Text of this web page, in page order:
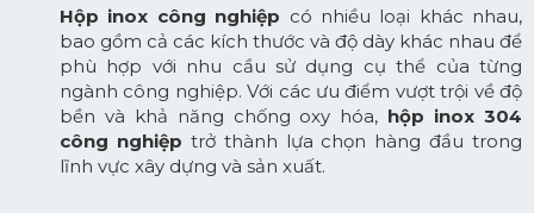
Hộp inox công nghiệp có nhiều loại khác nhau,
bao gồm cả các kích thước và độ dày khác nhau để
phù hợp với nhu cầu sử dụng cụ thể của từng
ngành công nghiệp. Với các ưu điểm vượt trội về độ
bền và khả năng chống oxy hóa, hộp inox 304
công nghiệp trở thành lựa chọn hàng đầu trong
lĩnh vực xây dựng và sản xuất.